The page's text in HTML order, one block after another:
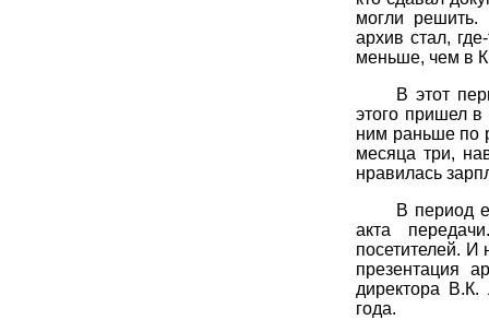
могли решить.
архив стал,
меньше, чем в
В этот
этого пришел
ним раньше по
месяца три,
нравилась
В период
акта
посетителей. И
презентация
директора В.К.
года.